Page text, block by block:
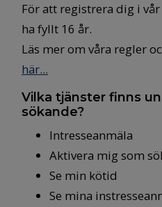
För att registrera dig i
ha fyllt 16 år.
Läs mer om våra regler
här...
Vilka tjänster finns
sökande?
Intresseanmäla
Aktivera mig som
Se min kötid
Se mina